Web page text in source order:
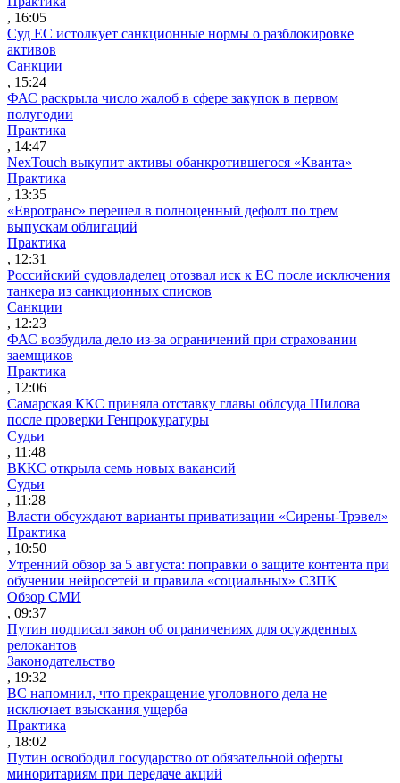
, 16:05
Суд ЕС истолкует санкционные нормы о разблокировке
активов
Санкции
, 15:24
ФАС раскрыла число жалоб в сфере закупок в первом
полугодии
Практика
, 14:47
NexTouch выкупит активы обанкротившегося «Кванта»
Практика
, 13:35
«Евротранс» перешел в полноценный дефолт по трем
выпускам облигаций
Практика
, 12:31
Российский судовладелец отозвал иск к ЕС после исключения
танкера из санкционных списков
Санкции
, 12:23
ФАС возбудила дело из-за ограничений при страховании
заемщиков
Практика
, 12:06
Самарская ККС приняла отставку главы облсуда Шилова
после проверки Генпрокуратуры
Судьи
, 11:48
ВККС открыла семь новых вакансий
Судьи
, 11:28
Власти обсуждают варианты приватизации «Сирены-Трэвел»
Практика
, 10:50
Утренний обзор за 5 августа: поправки о защите контента при
обучении нейросетей и правила «социальных» СЗПК
Обзор СМИ
, 09:37
Путин подписал закон об ограничениях для осужденных
релокантов
Законодательство
, 19:32
ВС напомнил, что прекращение уголовного дела не
исключает взыскания ущерба
Практика
, 18:02
Путин освободил государство от обязательной оферты
миноритариям при передаче акций